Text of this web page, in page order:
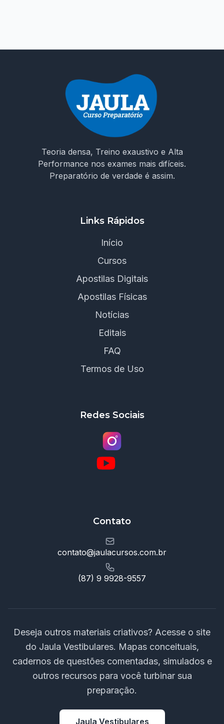
Teoria densa, Treino exaustivo e Alta
Performance nos exames mais difíceis.
Preparatório de verdade é assim.
Links Rápidos
Início
Cursos
Apostilas Digitais
Apostilas Físicas
Notícias
Editais
FAQ
Termos de Uso
Redes Sociais
Contato
contato@jaulacursos.com.br
(87) 9 9928-9557
Deseja outros materiais criativos? Acesse o site
do Jaula Vestibulares. Mapas conceituais,
cadernos de questões comentadas, simulados e
outros recursos para você turbinar sua
preparação.
Jaula Vestibulares